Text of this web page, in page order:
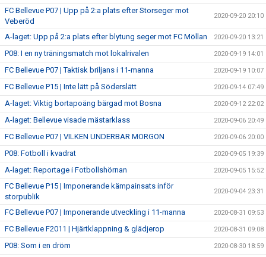
FC Bellevue P07 | Upp på 2:a plats efter Storseger mot
Veberöd
2020-09-20 20:10
A-laget: Upp på 2:a plats efter blytung seger mot FC Möllan 2020-09-20 13:21
P08: I en ny träningsmatch mot lokalrivalen 2020-09-19 14:01
FC Bellevue P07 | Taktisk briljans i 11-manna 2020-09-19 10:07
FC Bellevue P15 | Inte lätt på Söderslätt 2020-09-14 07:49
A-laget: Viktig bortapoäng bärgad mot Bosna 2020-09-12 22:02
A-laget: Bellevue visade mästarklass 2020-09-06 20:49
FC Bellevue P07 | VILKEN UNDERBAR MORGON 2020-09-06 20:00
P08: Fotboll i kvadrat 2020-09-05 19:39
A-laget: Reportage i Fotbollshörnan 2020-09-05 15:52
FC Bellevue P15 | Imponerande kämpainsats inför
storpublik
2020-09-04 23:31
FC Bellevue P07 | Imponerande utveckling i 11-manna 2020-08-31 09:53
FC Bellevue F2011 | Hjärtklappning & glädjerop 2020-08-31 09:08
P08: Som i en dröm 2020-08-30 18:59